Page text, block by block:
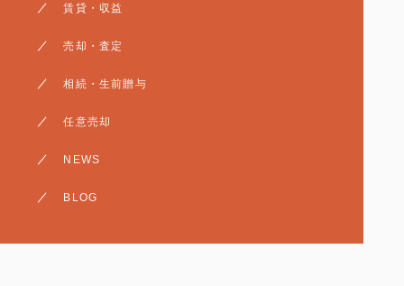
賃貸・収益
売却・査定
相続・生前贈与
任意売却
NEWS
BLOG